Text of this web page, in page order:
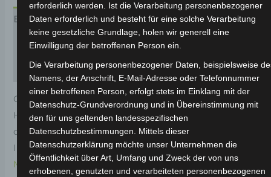
Beschreibung
Produktsicherheit
Rezensionen (0)
Original-Ersatzteil für den Elektro-Scooter VSX.
Hintere rücklichtoberabdeckung-schwarz für
optimale Funktionalität und Haltbarkeit. Weitere
Informationen zum Fahrzeug findest du hier:Volta
Motor Elektro-Scooter VSX.
erforderlich werden. Ist die Verarbeitung personenbezogener
Daten erforderlich und besteht für eine solche Verarbeitung
keine gesetzliche Grundlage, holen wir generell eine
Einwilligung der betroffenen Person ein.
Die Verarbeitung personenbezogener Daten, beispielsweise
Namens, der Anschrift, E-Mail-Adresse oder Telefonnummer
einer betroffenen Person, erfolgt stets im Einklang mit der
Datenschutz-Grundverordnung und in Übereinstimmung mit
den für uns geltenden landesspezifischen
Datenschutzbestimmungen. Mittels dieser
Datenschutzerklärung möchte unser Unternehmen die
Öffentlichkeit über Art, Umfang und Zweck der von uns
erhobenen, genutzten und verarbeiteten personenbezogenen